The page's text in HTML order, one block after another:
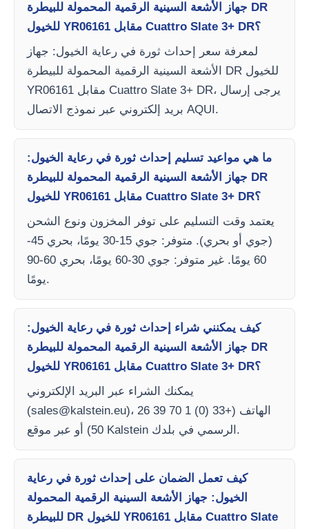
جهاز الأشعة السينية الرقمية المحمولة للبيطرة DR
للخيول YR06161 مقابل Cuattro Slate 3+ DR؟
لمعرفة سعر إحداث ثورة في رعاية الخيول: جهاز
الأشعة السينية الرقمية المحمولة للبيطرة DR للخيول
YR06161 مقابل Cuattro Slate 3+ DR، يرجى إرسال
بريد إلكتروني عبر نموذج الاتصال AQUI.
ما هي مواعيد تسليم إحداث ثورة في رعاية الخيول:
جهاز الأشعة السينية الرقمية المحمولة للبيطرة DR
للخيول YR06161 مقابل Cuattro Slate 3+ DR؟
يعتمد وقت التسليم على توفر المخزون ونوع الشحن
(جوي أو بحري). متوفر: جوي 15-30 يومًا، بحري 45-
60 يومًا. غير متوفر: جوي 30-60 يومًا، بحري 60-90
يومًا.
كيف يمكنني شراء إحداث ثورة في رعاية الخيول:
جهاز الأشعة السينية الرقمية المحمولة للبيطرة DR
للخيول YR06161 مقابل Cuattro Slate 3+ DR؟
يمكنك الشراء عبر البريد الإلكتروني
(sales@kalstein.eu)، الهاتف (+33 (0) 1 70 39 26
50) أو عبر موقع Kalstein الرسمي في بلدك.
كيف تعمل الضمان على إحداث ثورة في رعاية
الخيول: جهاز الأشعة السينية الرقمية المحمولة
للبيطرة DR للخيول YR06161 مقابل Cuattro Slate